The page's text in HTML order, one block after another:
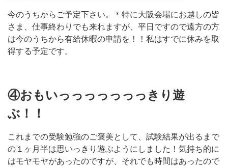
今のうちからご予定下さい。＊特に大阪会場にお越しの皆
さま、仕事終わりでも来れますが、平日ですので遠方の方
は今のうちから有給休暇の申請を！！私はすでに休みを取
得する予定です。
④おもいっっっっっっっきり遊
ぶ！！
これまでの受験勉強のご褒美として、試験結果が出るまで
の１ヶ月半は思いっきり遊ぶようにしました！気持ち的に
はモヤモヤがあったのですが、それでも時間はあったので